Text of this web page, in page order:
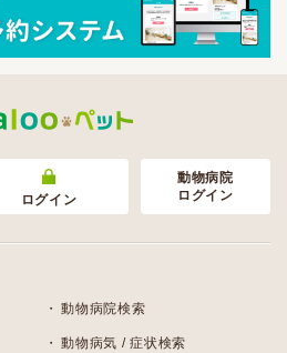
ログイン
動物病院
ログイン
動物病院検索
動物病気 / 症状検索